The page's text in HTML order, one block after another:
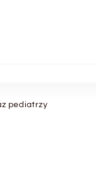
pediatrzy